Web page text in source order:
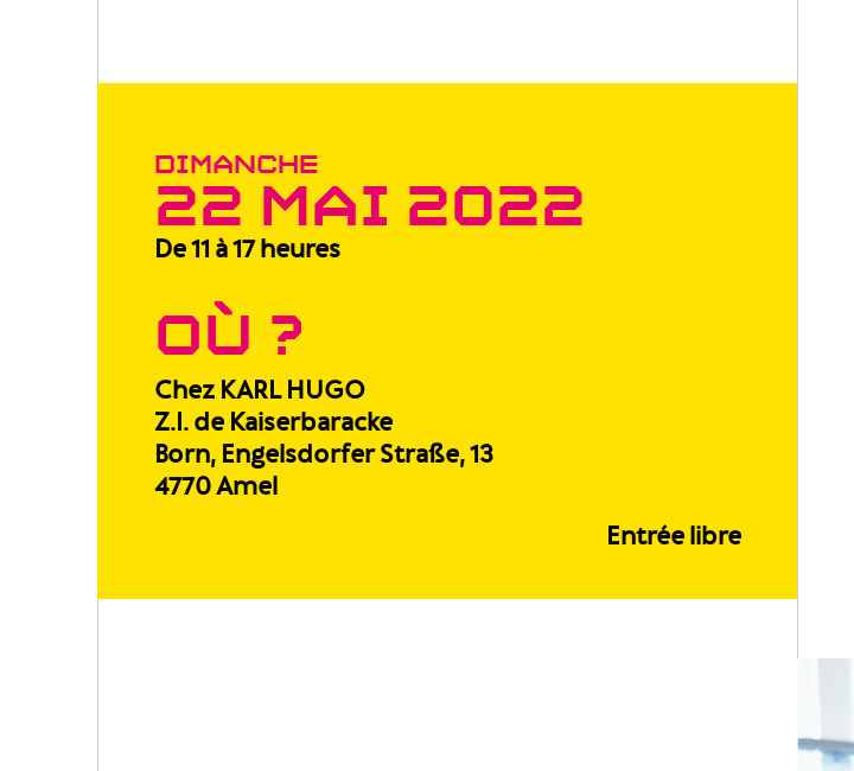
DIMANCHE
22 MAI 2022
De 11 à 17 heures
OÙ ?
Chez KARL HUGO
Z.I. de Kaiserbaracke
Born, Engelsdorfer Straße, 13
4770 Amel
Entrée libre